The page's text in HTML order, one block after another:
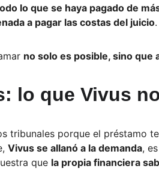
lo que se haya pagado de
a pagar las costas del juicio.
no solo es posible, sino
lo que Vivus
tribunales porque el préstamo
Vivus se allanó a la demanda,
que la propia financiera